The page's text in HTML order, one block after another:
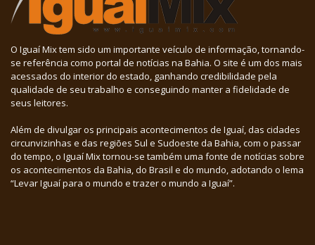
O Iguaí Mix tem sido um importante veículo de informação, tornando-
se referência como portal de notícias na Bahia. O site é um dos mais
acessados do interior do estado, ganhando credibilidade pela
qualidade de seu trabalho e conseguindo manter a fidelidade de
seus leitores.
Além de divulgar os principais acontecimentos de Iguaí, das cidades
circunvizinhas e das regiões Sul e Sudoeste da Bahia, com o passar
do tempo, o Iguaí Mix tornou-se também uma fonte de notícias sobre
os acontecimentos da Bahia, do Brasil e do mundo, adotando o lema
“Levar Iguaí para o mundo e trazer o mundo a Iguaí”.